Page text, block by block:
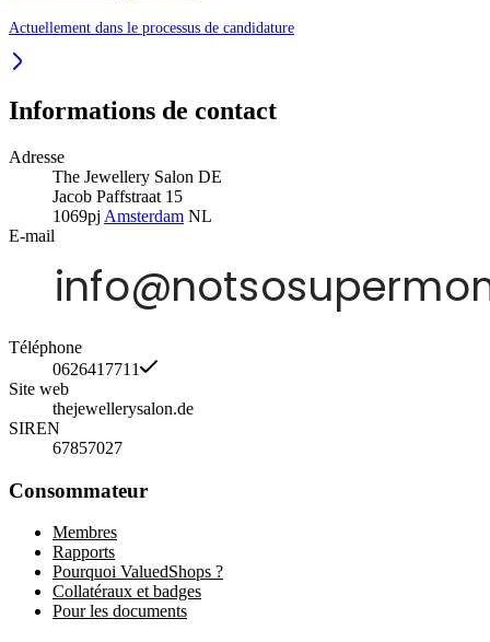
Actuellement dans le processus de candidature
Informations de contact
Adresse
The Jewellery Salon DE
Jacob Paffstraat 15
1069pj Amsterdam NL
E-mail
Téléphone
0626417711
Site web
thejewellerysalon.de
SIREN
67857027
Consommateur
Membres
Rapports
Pourquoi ValuedShops ?
Collatéraux et badges
Pour les documents